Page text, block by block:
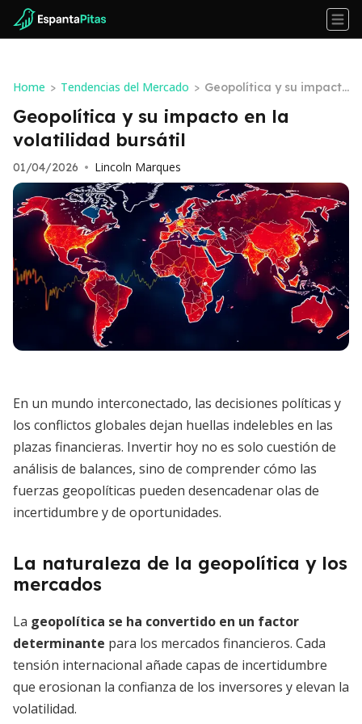
Home > Tendencias del Mercado > Geopolítica y su impacto
en la volatilidad bursátil
Geopolítica y su impacto en la
volatilidad bursátil
01/04/2026 • Lincoln Marques
En un mundo interconectado, las decisiones políticas y
los conflictos globales dejan huellas indelebles en las
plazas financieras. Invertir hoy no es solo cuestión de
análisis de balances, sino de comprender cómo las
fuerzas geopolíticas pueden desencadenar olas de
incertidumbre y de oportunidades.
La naturaleza de la geopolítica y los
mercados
La geopolítica se ha convertido en un factor
determinante para los mercados financieros. Cada
tensión internacional añade capas de incertidumbre
que erosionan la confianza de los inversores y elevan la
volatilidad.